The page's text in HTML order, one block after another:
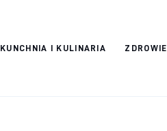
KUNCHNIA I KULINARIA ZDROWIE